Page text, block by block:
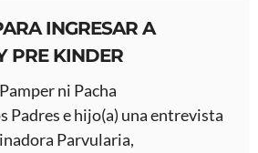
INGRESAR A
PRE KINDER
ni Pacha
Padres e hijo(a) una entrevista
Parvularia,